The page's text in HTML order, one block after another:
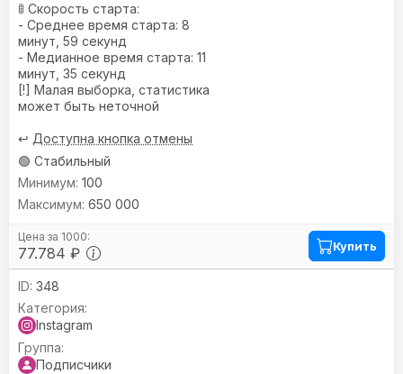
🚦 Скорость старта:
- Среднее время старта: 8
минут, 59 секунд
- Медианное время старта: 11
минут, 35 секунд
[!] Малая выборка, статистика
может быть неточной
↩️ Доступна кнопка отмены
🟢 Стабильный
77.784 ₽
100
650 000
Купить
348
Instagram
Подписчики